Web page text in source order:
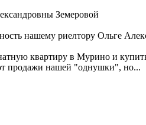
Земеровой
нашему риелтору Ольге
квартиру в Мурино и
продажи нашей "однушки", но...